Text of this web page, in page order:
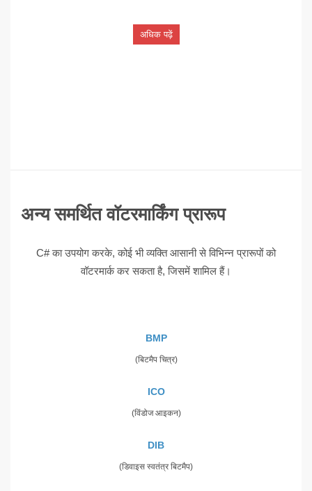
अधिक पढ़ें
अन्य समर्थित वॉटरमार्किंग प्रारूप
C# का उपयोग करके, कोई भी व्यक्ति आसानी से विभिन्न प्रारूपों को
वॉटरमार्क कर सकता है, जिसमें शामिल हैं।
BMP
(बिटमैप चित्र)
ICO
(विंडोज आइकन)
DIB
(डिवाइस स्वतंत्र बिटमैप)